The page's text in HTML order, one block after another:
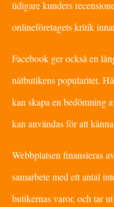
tidigare kunders
onlineföretagets kritik
Facebook ger också en
nätbutikens popularitet.
kan skapa en bedömning
kan användas för att
Webbplatsen finansieras
samarbete med ett antal
butikernas varor, och tar